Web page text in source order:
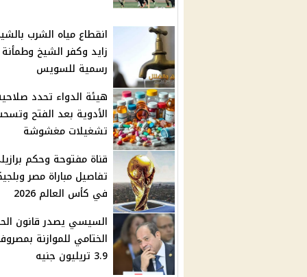
انقطاع مياه الشرب
زايد وكفر الشيخ وطمأنة
رسمية للسويس
هيئة الدواء تحدد
الأدوية بعد الفتح
تشغيلات مغشوشة
قناة مفتوحة وحكم
تفاصيل مباراة مصر
في كأس العالم 2026
السيسي يصدر قانون
الختامي للموازنة
3.9 تريليون جنيه